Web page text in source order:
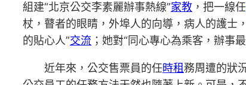
組建“北京公交李素麗辦事熱線”家教 ，把一線任
杖，瞽者的眼睛，外埠人的向導，病人的護士
的貼心人”交流 ；她對“同心專心為乘客，辦事
近年來，公交售票員的任時租務周遭的狀